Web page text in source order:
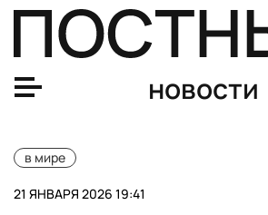
новости
в мире
21 ЯНВАРЯ 2026 19:41
На Украине погиб бывший врио